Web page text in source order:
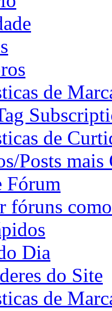
de
de
Posts mais
Fórum
fóruns
Dia
do Site
de